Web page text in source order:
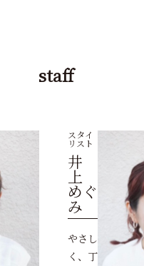
staff
スタイ
リスト
井
上
めぐ
み
やさし
く、丁